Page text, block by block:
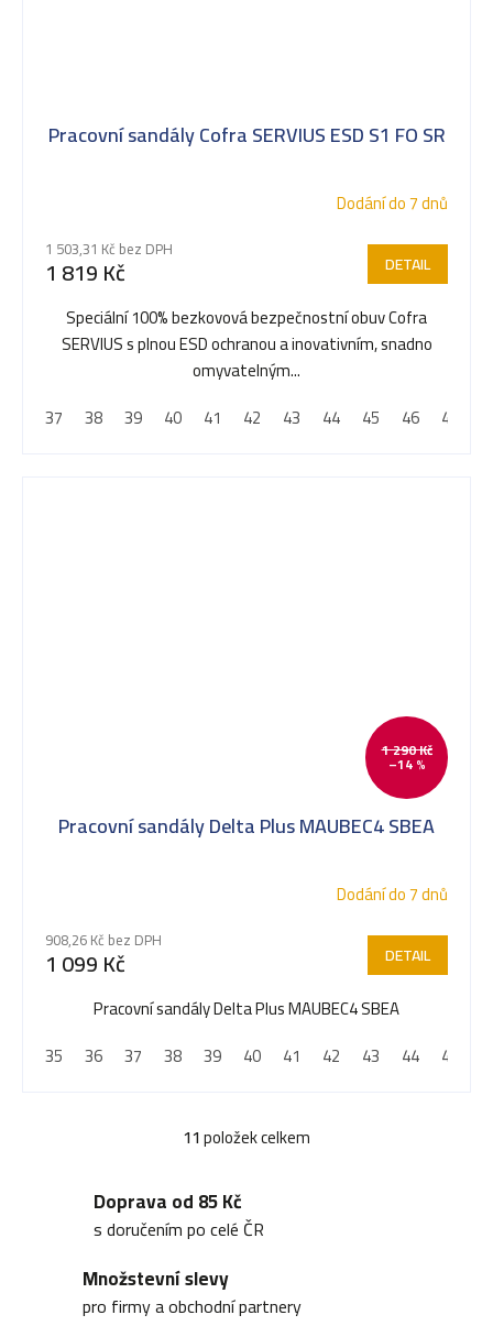
Pracovní sandály Cofra SERVIUS ESD S1 FO SR
Dodání do 7 dnů
1 503,31 Kč bez DPH
1 819 Kč DETAIL
Speciální 100% bezkovová bezpečnostní obuv Cofra
SERVIUS s plnou ESD ochranou a inovativním, snadno
omyvatelným...
37
38 39 40 41 42 43 44 45 46 47
1 290 Kč
–14 %
Pracovní sandály Delta Plus MAUBEC4 SBEA
Dodání do 7 dnů
908,26 Kč bez DPH
1 099 Kč DETAIL
Pracovní sandály Delta Plus MAUBEC4 SBEA
35
36 37 38 39 40 41 42 43 44 45
O
l
d
11položek celkem
Doprava od 85 Kč
s doručením po celé ČR
Množstevní slevy
pro firmy a obchodní partnery